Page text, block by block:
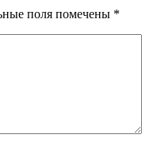
поля помечены *